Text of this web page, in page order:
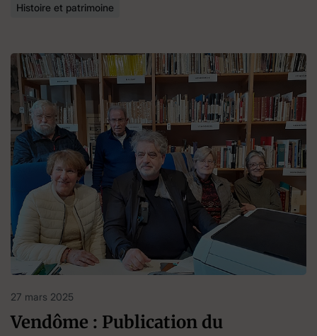
Histoire et patrimoine
27 mars 2025
Vendôme : Publication du